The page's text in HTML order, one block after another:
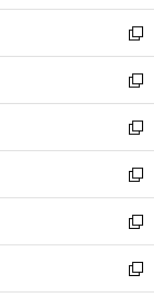
ウ
で
開
く
ン
ド
ウ
で
開
く
新
し
い
ウ
ィ
ン
ド
ウ
で
開
く
新
し
い
ウ
ィ
ン
ド
ウ
で
開
新
し
い
ウ
ィ
ン
ド
ウ
新
し
い
ウ
ィ
ン
新
し
い
新